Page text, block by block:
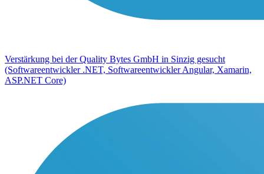
Verstärkung bei der Quality Bytes GmbH in Sinzig gesucht
(Softwareentwickler .NET, Softwareentwickler Angular, Xamarin,
ASP.NET Core)